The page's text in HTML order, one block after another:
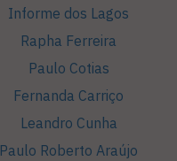
Informe dos Lagos
Rapha Ferreira
Paulo Cotias
Fernanda Carriço
Leandro Cunha
Paulo Roberto Araújo